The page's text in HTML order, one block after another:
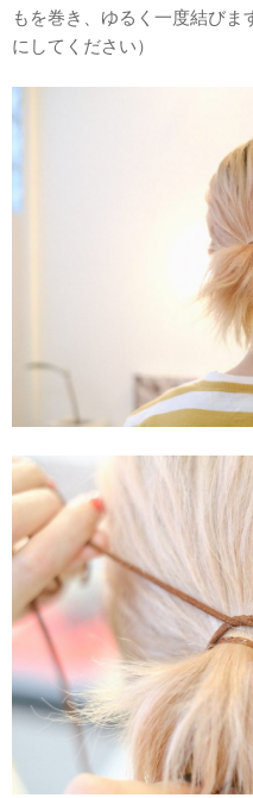
もを巻き、ゆるく一度結びま
にしてください）